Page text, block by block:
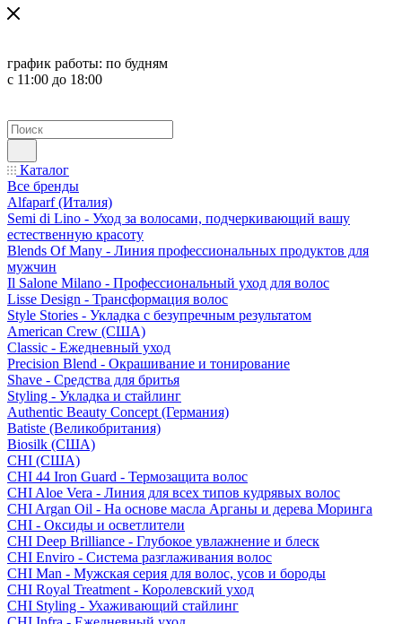
график работы: по будням
с 11:00 до 18:00
Каталог
Все бренды
Alfaparf (Италия)
Semi di Lino - Уход за волосами, подчеркивающий вашу
естественную красоту
Blends Of Many - Линия профессиональных продуктов для
мужчин
Il Salone Milano - Профессиональный уход для волос
Lisse Design - Трансформация волос
Style Stories - Укладка с безупречным результатом
American Crew (США)
Classic - Ежедневный уход
Precision Blend - Окрашивание и тонирование
Shave - Средства для бритья
Styling - Укладка и стайлинг
Authentic Beauty Concept (Германия)
Batiste (Великобритания)
Biosilk (США)
CHI (США)
CHI 44 Iron Guard - Термозащита волос
CHI Aloe Vera - Линия для всех типов кудрявых волос
CHI Argan Oil - На основе масла Арганы и дерева Моринга
CHI - Оксиды и осветлители
CHI Deep Brilliance - Глубокое увлажнение и блеск
CHI Enviro - Система разглаживания волос
CHI Man - Мужская серия для волос, усов и бороды
CHI Royal Treatment - Королевский уход
CHI Styling - Ухаживающий стайлинг